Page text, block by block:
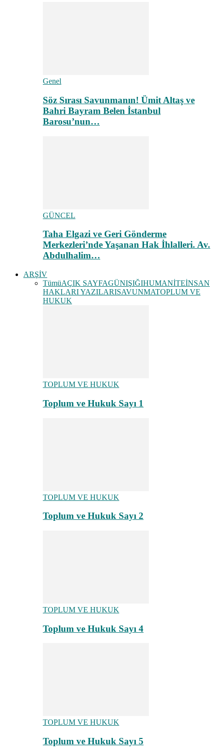
Genel
Söz Sırası Savunmanın! Ümit Altaş ve
Bahri Bayram Belen İstanbul
Barosu’nun…
GÜNCEL
Taha Elgazi ve Geri Gönderme
Merkezleri’nde Yaşanan Hak İhlalleri. Av.
Abdulhalim…
ARŞİV
TümüAÇIK SAYFAGÜNIŞIĞIHUMANİTEİNSAN
HAKLARI YAZILARISAVUNMATOPLUM VE
HUKUK
TOPLUM VE HUKUK
Toplum ve Hukuk Sayı 1
TOPLUM VE HUKUK
Toplum ve Hukuk Sayı 2
TOPLUM VE HUKUK
Toplum ve Hukuk Sayı 4
TOPLUM VE HUKUK
Toplum ve Hukuk Sayı 5